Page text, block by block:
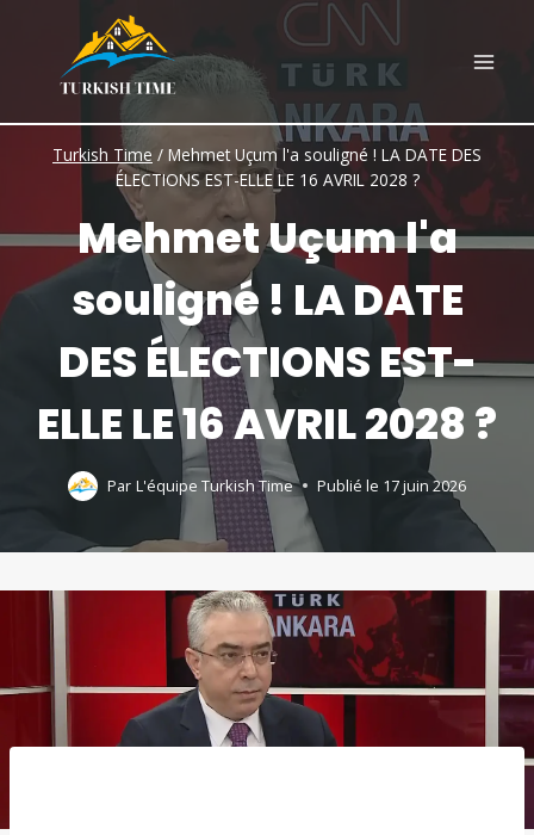
content
Turkish Time / Mehmet Uçum l'a souligné ! LA DATE DES
ÉLECTIONS EST-ELLE LE 16 AVRIL 2028 ?
Mehmet Uçum l'a
souligné ! LA DATE
DES ÉLECTIONS EST-
ELLE LE 16 AVRIL 2028 ?
Par L'équipe Turkish Time Publié le 17 juin 2026